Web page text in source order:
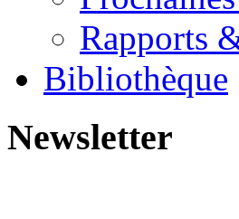
Rapports
Bibliothèque
Newsletter